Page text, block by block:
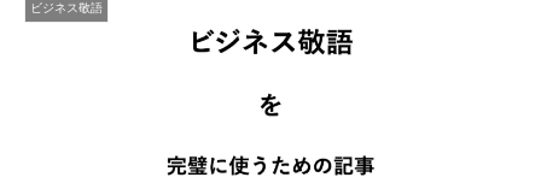
ビジネス敬語